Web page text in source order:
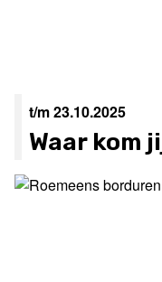
t/m 23.10.2025
Waar kom